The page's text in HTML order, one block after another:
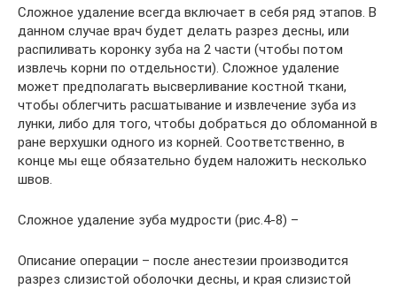
Сложное удаление всегда включает в себя ряд этапов. В
данном случае врач будет делать разрез десны, или
распиливать коронку зуба на 2 части (чтобы потом
извлечь корни по отдельности). Сложное удаление
может предполагать высверливание костной ткани,
чтобы облегчить расшатывание и извлечение зуба из
лунки, либо для того, чтобы добраться до обломанной в
ране верхушки одного из корней. Соответственно, в
конце мы еще обязательно будем наложить несколько
швов.
Сложное удаление зуба мудрости (рис.4-8) –
Описание операции – после анестезии производится
разрез слизистой оболочки десны, и края слизистой